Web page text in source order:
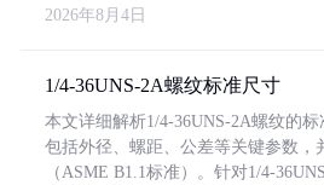
2026年8月4日
1/4-36UNS-2A螺纹标准尺寸
本文详细解析1/4-36UNS-2A螺纹的标
包括外径、螺距、公差等关键参数，
（ASME B1.1标准）。针对1/4-